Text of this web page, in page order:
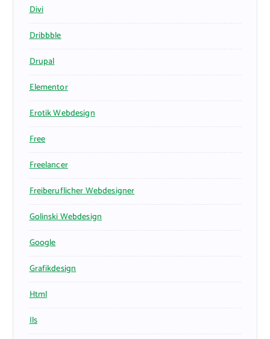
Divi
Dribbble
Drupal
Elementor
Erotik Webdesign
Free
Freelancer
Freiberuflicher Webdesigner
Golinski Webdesign
Google
Grafikdesign
Html
Ils